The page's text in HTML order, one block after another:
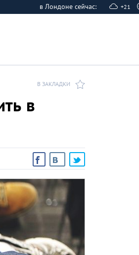
в Лондоне сейчас: +21
В ЗАКЛАДКИ
в